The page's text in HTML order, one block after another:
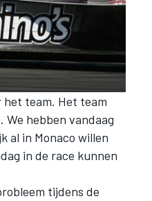
het team. Het team
hebben vandaag
al in Monaco willen
in de race kunnen
tijdens de